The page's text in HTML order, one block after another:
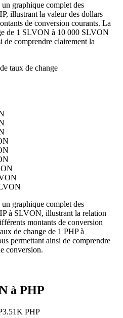
graphique complet des
illustrant la valeur des dollars
de conversion courants. La
de 1 SLVON à 10 000 SLVON
de comprendre clairement la
taux de change
graphique complet des
à SLVON, illustrant la relation
montants de conversion
de change de 1 PHP à
permettant ainsi de comprendre
conversion.
à PHP
PHP